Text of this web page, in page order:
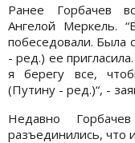
Ранее Горбачев
Ангелой Меркель.
побеседовали. Была
- ред.) ее
я берегу все,
(Путину - ред.)“, -
Недавно
разъединились, что